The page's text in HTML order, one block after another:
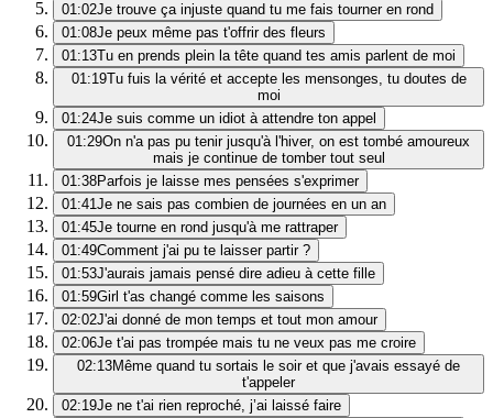
01:02Je trouve ça injuste quand tu me fais tourner en rond
01:08Je peux même pas t'offrir des fleurs
01:13Tu en prends plein la tête quand tes amis parlent de moi
01:19Tu fuis la vérité et accepte les mensonges, tu doutes de
moi
01:24Je suis comme un idiot à attendre ton appel
01:29On n'a pas pu tenir jusqu'à l'hiver, on est tombé amoureux
mais je continue de tomber tout seul
01:38Parfois je laisse mes pensées s'exprimer
01:41Je ne sais pas combien de journées en un an
01:45Je tourne en rond jusqu'à me rattraper
01:49Comment j'ai pu te laisser partir ?
01:53J'aurais jamais pensé dire adieu à cette fille
01:59Girl t'as changé comme les saisons
02:02J'ai donné de mon temps et tout mon amour
02:06Je t'ai pas trompée mais tu ne veux pas me croire
02:13Même quand tu sortais le soir et que j'avais essayé de
t'appeler
02:19Je ne t'ai rien reproché, j’ai laissé faire